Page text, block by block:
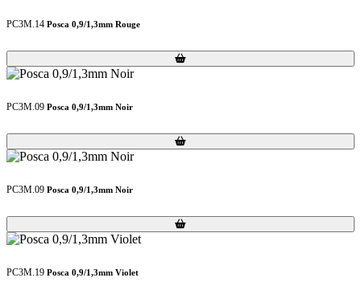
PC3M.14 Posca 0,9/1,3mm Rouge
Loading...
Loading...
PC3M.09 Posca 0,9/1,3mm Noir
Loading...
Loading...
PC3M.09 Posca 0,9/1,3mm Noir
Loading...
Loading...
PC3M.19 Posca 0,9/1,3mm Violet